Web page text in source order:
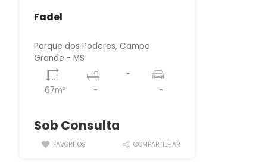
Fadel
Parque dos Poderes, Campo
Grande - MS
67m² -
-
-
Sob Consulta
FAVORITOS COMPARTILHAR